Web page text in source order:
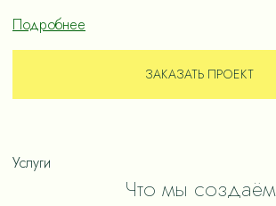
Подробнее
ЗАКАЗАТЬ ПРОЕКТ
Услуги
Что мы создаём